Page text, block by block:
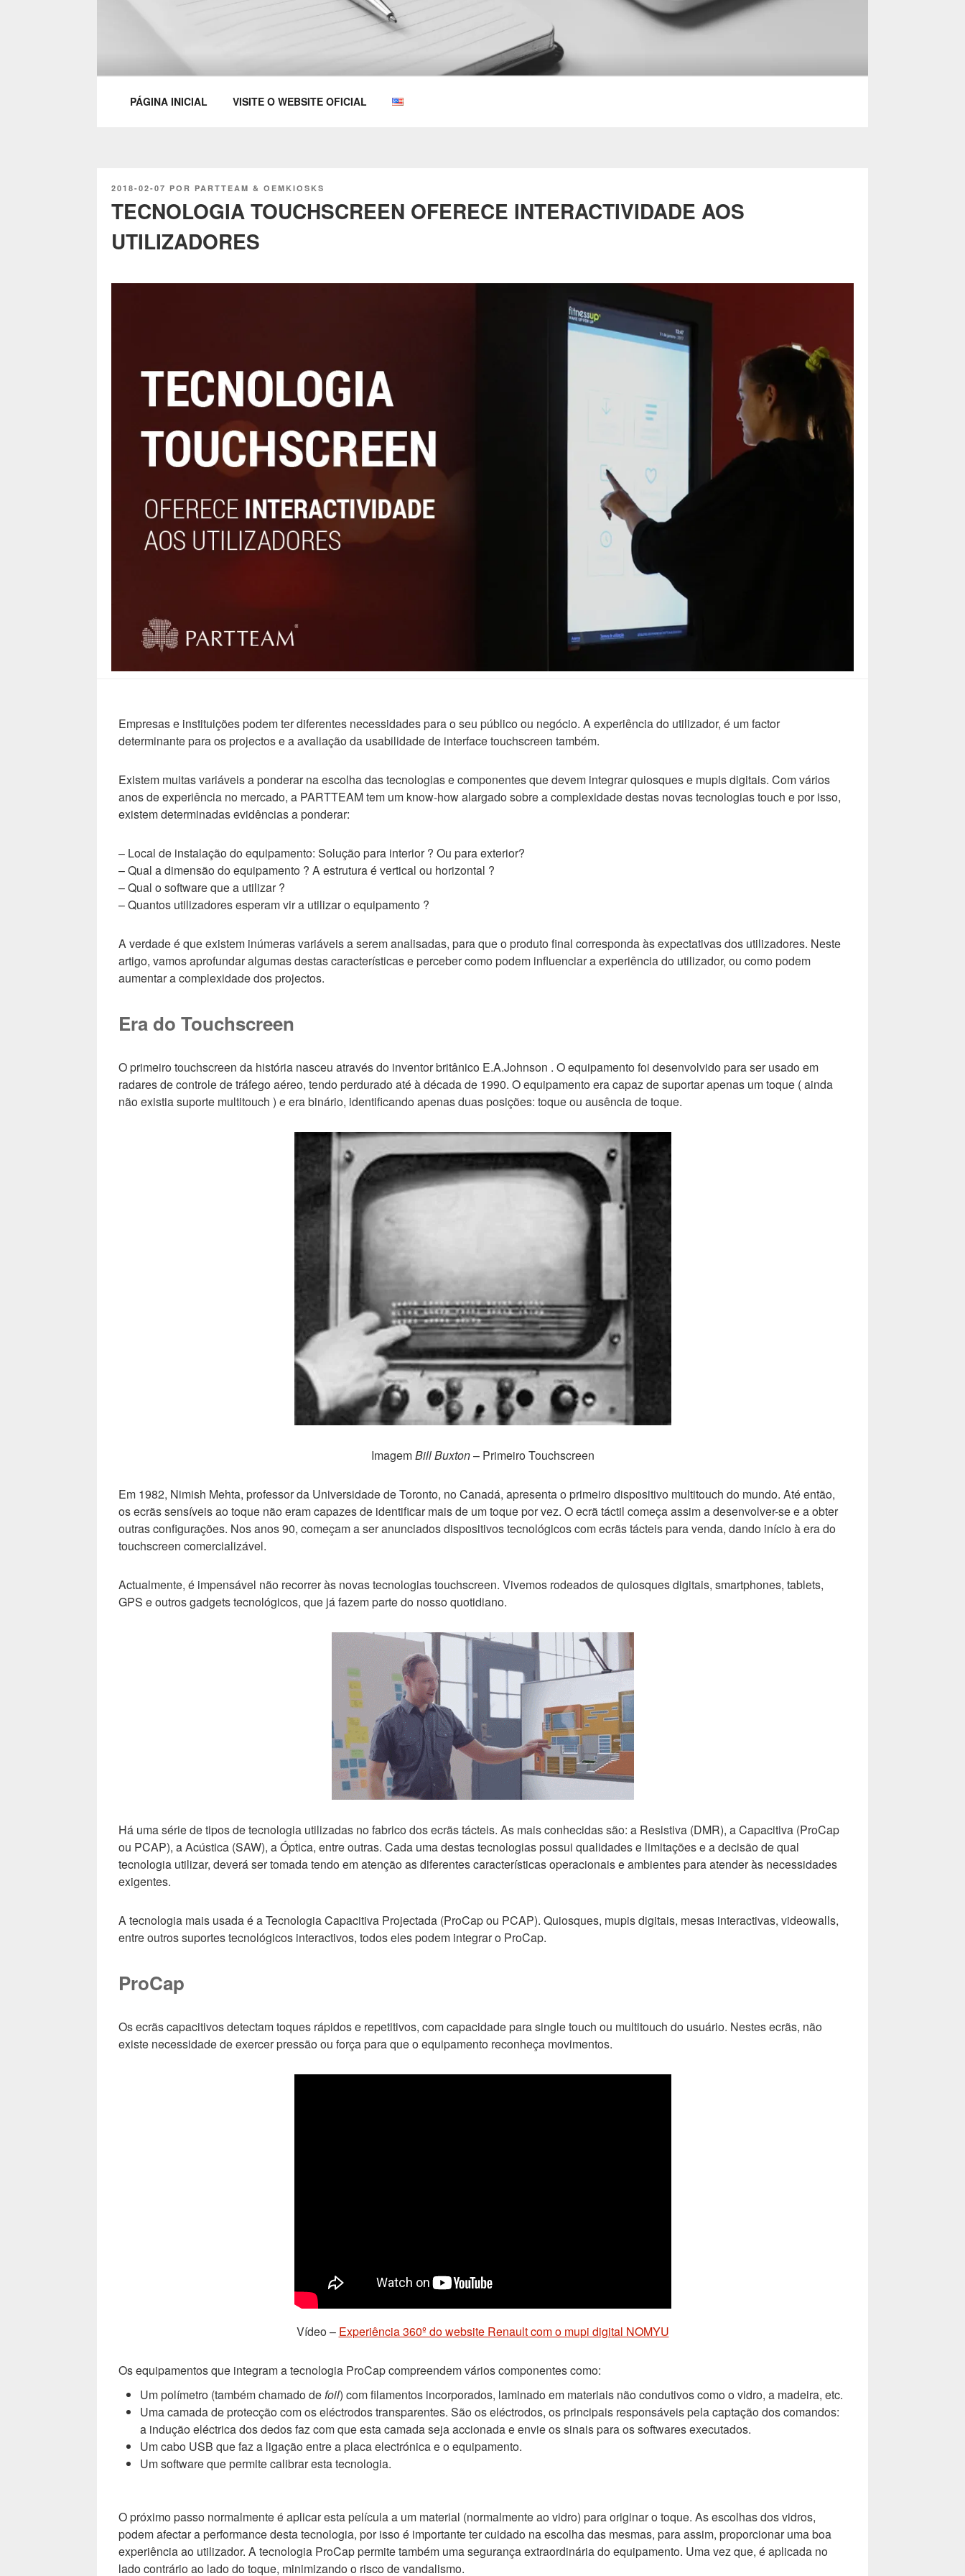
PARTTEAM & OEMKIOSKS BLOG
PÁGINA INICIAL VISITE O WEBSITE OFICIAL
PUBLICADO
2018-02-07 POR PARTTEAM & OEMKIOSKS
TECNOLOGIA TOUCHSCREEN OFERECE INTERACTIVIDADE AOS
UTILIZADORES
Empresas e instituições podem ter diferentes necessidades para o seu público ou negócio. A experiência do utilizador, é um factor
determinante para os projectos e a avaliação da usabilidade de interface touchscreen também.
Existem muitas variáveis a ponderar na escolha das tecnologias e componentes que devem integrar quiosques e mupis digitais. Com vários
anos de experiência no mercado, a PARTTEAM tem um know-how alargado sobre a complexidade destas novas tecnologias touch e por isso,
existem determinadas evidências a ponderar:
– Local de instalação do equipamento: Solução para interior ? Ou para exterior?
– Qual a dimensão do equipamento ? A estrutura é vertical ou horizontal ?
– Qual o software que a utilizar ?
– Quantos utilizadores esperam vir a utilizar o equipamento ?
A verdade é que existem inúmeras variáveis a serem analisadas, para que o produto final corresponda às expectativas dos utilizadores. Neste
artigo, vamos aprofundar algumas destas características e perceber como podem influenciar a experiência do utilizador, ou como podem
aumentar a complexidade dos projectos.
Era do Touchscreen
O primeiro touchscreen da história nasceu através do inventor britânico E.A.Johnson . O equipamento foi desenvolvido para ser usado em
radares de controle de tráfego aéreo, tendo perdurado até à década de 1990. O equipamento era capaz de suportar apenas um toque ( ainda
não existia suporte multitouch ) e era binário, identificando apenas duas posições: toque ou ausência de toque.
ImagemBill Buxton– Primeiro Touchscreen
Em 1982, Nimish Mehta, professor da Universidade de Toronto, no Canadá, apresenta o primeiro dispositivo multitouch do mundo. Até então,
os ecrãs sensíveis ao toque não eram capazes de identificar mais de um toque por vez. O ecrã táctil começa assim a desenvolver-se e a obter
outras configurações. Nos anos 90, começam a ser anunciados dispositivos tecnológicos com ecrãs tácteis para venda, dando início à era do
touchscreen comercializável.
Actualmente, é impensável não recorrer às novas tecnologias touchscreen. Vivemos rodeados de quiosques digitais, smartphones, tablets,
GPS e outros gadgets tecnológicos, que já fazem parte do nosso quotidiano.
Há uma série de tipos de tecnologia utilizadas no fabrico dos ecrãs tácteis. As mais conhecidas são: a Resistiva (DMR), a Capacitiva (ProCap
ou PCAP), a Acústica (SAW), a Óptica, entre outras. Cada uma destas tecnologias possui qualidades e limitações e a decisão de qual
tecnologia utilizar, deverá ser tomada tendo em atenção as diferentes características operacionais e ambientes para atender às necessidades
exigentes.
A tecnologia mais usada é a Tecnologia Capacitiva Projectada (ProCap ou PCAP). Quiosques, mupis digitais, mesas interactivas, videowalls,
entre outros suportes tecnológicos interactivos, todos eles podem integrar o ProCap.
ProCap
Os ecrãs capacitivos detectam toques rápidos e repetitivos, com capacidade para single touch ou multitouch do usuário. Nestes ecrãs, não
existe necessidade de exercer pressão ou força para que o equipamento reconheça movimentos.
Vídeo – Experiência 360º do website Renault com o mupi digital NOMYU
Os equipamentos que integram a tecnologia ProCap compreendem vários componentes como:
Um polímetro (também chamado defoil) com filamentos incorporados, laminado em materiais não condutivos como o vidro, a madeira, etc.
Uma camada de protecção com os eléctrodos transparentes. São os eléctrodos, os principais responsáveis pela captação dos comandos:
a indução eléctrica dos dedos faz com que esta camada seja accionada e envie os sinais para os softwares executados.
Um cabo USB que faz a ligação entre a placa electrónica e o equipamento.
Um software que permite calibrar esta tecnologia.
O próximo passo normalmente é aplicar esta película a um material (normalmente ao vidro) para originar o toque. As escolhas dos vidros,
podem afectar a performance desta tecnologia, por isso é importante ter cuidado na escolha das mesmas, para assim, proporcionar uma boa
experiência ao utilizador. A tecnologia ProCap permite também uma segurança extraordinária do equipamento. Uma vez que, é aplicada no
lado contrário ao lado do toque, minimizando o risco de vandalismo.